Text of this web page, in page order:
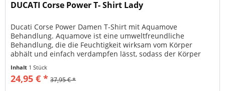
DUCATI Corse Power T- Shirt Lady
Ducati Corse Power Damen T-Shirt mit Aquamove
Behandlung. Aquamove ist eine umweltfreundliche
Behandlung, die die Feuchtigkeit wirksam vom Körper
abhält und einfach verdampfen lässt, sodass der Körper
Inhalt 1 Stück
24,95 € * 37,95 € *